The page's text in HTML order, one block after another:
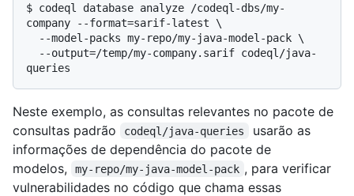
$ codeql database analyze /codeql-dbs/my-
company --format=sarif-latest \
queries
Neste exemplo, as consultas relevantes no pacote de
consultas padrão
codeql/java-queries
usarão as
informações de dependência do pacote de
modelos,
my-repo/my-java-model-pack , para verificar
vulnerabilidades no código que chama essas